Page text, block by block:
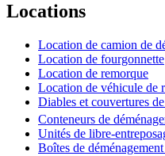
Locations
Location de camion de
Location de fourgonnette
Location de remorque
Location de véhicule de
Diables et couvertures
Conteneurs de
Unités de libre-
Boîtes de